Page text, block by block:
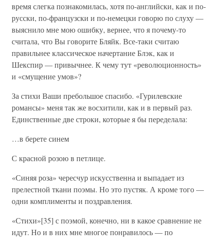
время слегка познакомилась, хотя по-английски, как и по-
русски, по-французски и по-немецки говорю по слуху —
выяснило мне мою ошибку, вернее, что я почему-то
считала, что Вы говорите Бляйк. Все-таки считаю
правильнее классическое начертание Блэк, как и
Шекспир — привычнее. К чему тут «революционность»
и «смущение умов»?
За стихи Ваши пребольшое спасибо. «Гурилевские
романсы» меня так же восхитили, как и в первый раз.
Единственные две строки, которые я бы переделала:
…в берете синем
С красной розою в петлице.
«Синяя роза» чересчур искусственна и выпадает из
прелестной ткани поэмы. Но это пустяк. А кроме того —
одни комплименты и поздравления.
«Стихи»[35] с поэмой, конечно, ни в какое сравнение не
идут. Но и в них мне многое понравилось — по